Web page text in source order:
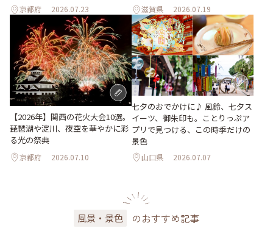
京都府 2026.07.23 滋賀県 2026.07.19
【2026年】関西の花火大会10選。
琵琶湖や淀川、夜空を華やかに彩
る光の祭典
京都府 2026.07.10
七夕のおでかけに♪ 風鈴、七夕ス
イーツ、御朱印も。ことりっぷア
プリで見つける、この時季だけの
景色
山口県 2026.07.07
風景・景色 のおすすめ記事